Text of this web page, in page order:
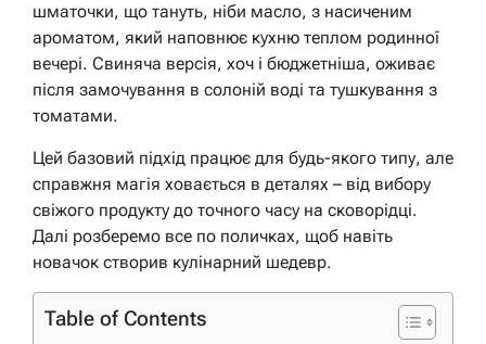
шматочки, що тануть, ніби масло, з насиченим
ароматом, який наповнює кухню теплом родинної
вечері. Свиняча версія, хоч і бюджетніша, оживає
після замочування в солоній воді та тушкування з
томатами.
Цей базовий підхід працює для будь-якого типу, але
справжня магія ховається в деталях – від вибору
свіжого продукту до точного часу на сковорідці.
Далі розберемо все по поличках, щоб навіть
новачок створив кулінарний шедевр.
Table of Contents